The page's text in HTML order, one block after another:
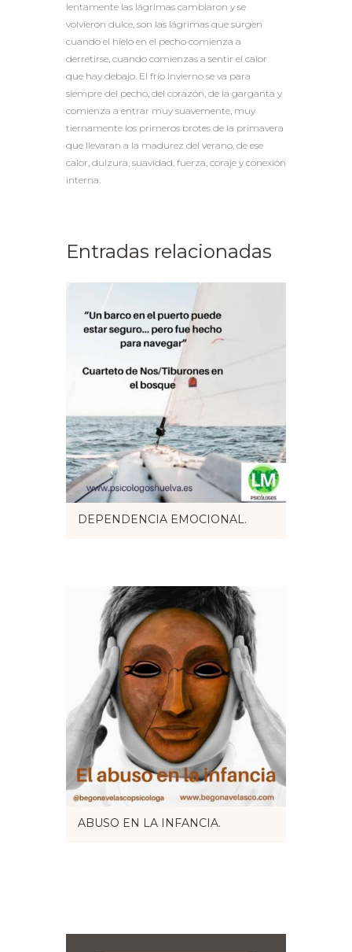
lentamente las lágrimas cambiaron y se
volvieron dulce, son las lágrimas que surgen
cuando el hielo en el pecho comienza a
derretirse, cuando comienzas a sentir el calor
que hay debajo. El frío invierno se va para
siempre del pecho, del corazón, de la garganta y
comienza a entrar muy suavemente, muy
tiernamente los primeros brotes de la primavera
que llevaran a la madurez del verano, de ese
calor, dulzura, suavidad, fuerza, coraje y conexión
interna.
Entradas relacionadas
DEPENDENCIA EMOCIONAL.
ABUSO EN LA INFANCIA.